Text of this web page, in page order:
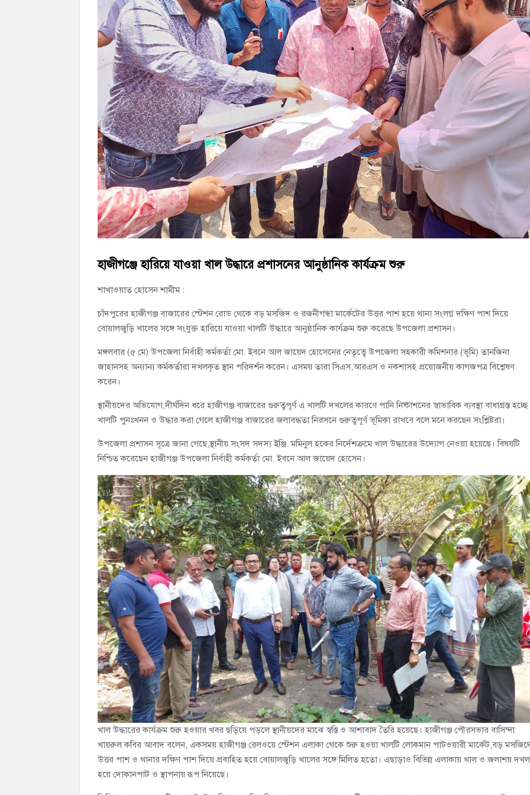
চাঁদপুর জেলা বিএনপির সিনিয়র সহ-সভাপতি মাহবুব আনোয়ার বাবলুর মৃত্যুতে স্মরণ সভা ও দোয়া মাহফিল
চাঁদপুর পৌরসভার ২০৫ কোটি টাকার বাজেট ঘোষণা
কচুয়ায় পৃথক অভিযানে ২০১ পিস ইয়াবা ও ৫০ গ্রাম গাঁজাসহ ৩ মাদক কারবারি গ্রেপ্তার
হাজীগঞ্জে হারিয়ে যাওয়া খাল উদ্ধারে প্রশাসনের আনুষ্ঠানিক কার্যক্রম শুরু
শাখাওয়াত হোসেন শামীম :
চাঁদপুরের হাজীগঞ্জ বাজারের স্টেশন রোড থেকে বড় মসজিদ ও রজনীগন্ধা মার্কেটের উত্তর পাশ হয়ে থানা সংলগ্ন দক্ষিণ পাশ দিয়ে
বোয়ালজুড়ি খালের সঙ্গে সংযুক্ত হারিয়ে যাওয়া খালটি উদ্ধারে আনুষ্ঠানিক কার্যক্রম শুরু করেছে উপজেলা প্রশাসন।
মঙ্গলবার (৫ মে) উপজেলা নির্বাহী কর্মকর্তা মো. ইবনে আল জায়েদ হোসেনের নেতৃত্বে উপজেলা সহকারী কমিশনার (ভূমি) তানজিনা
জাহানসহ অন্যান্য কর্মকর্তারা দখলকৃত স্থান পরিদর্শন করেন। এসময় তারা সিএস,আরএস ও নকশাসহ প্রয়োজনীয় কাগজপত্র বিশ্লেষণ
করেন।
স্থানীয়দের অভিযোগ,দীর্ঘদিন ধরে হাজীগঞ্জ বাজারের গুরুত্বপূর্ণ এ খালটি দখলের কারণে পানি নিষ্কাশনের স্বাভাবিক ব্যবস্থা বাধাগ্রস্ত
খালটি পুনঃখনন ও উদ্ধার করা গেলে হাজীগঞ্জ বাজারের জলাবদ্ধতা নিরসনে গুরুত্বপূর্ণ ভূমিকা রাখবে বলে মনে করছেন সংশ্লিষ্টরা।
উপজেলা প্রশাসন সূত্রে জানা গেছে,স্থানীয় সংসদ সদস্য ইঞ্জি. মমিনুল হকের নির্দেশক্রমে খাল উদ্ধারের উদ্যোগ নেওয়া হয়েছে। বিষয়টি
নিশ্চিত করেছেন হাজীগঞ্জ উপজেলা নির্বাহী কর্মকর্তা মো. ইবনে আল জায়েদ হোসেন।
খাল উদ্ধারের কার্যক্রম শুরু হওয়ার খবর ছড়িয়ে পড়লে স্থানীয়দের মাঝে স্বস্তি ও আশাবাদ তৈরি হয়েছে। হাজীগঞ্জ পৌরসভার বাসিন্দা
খায়রুল কবির আবাদ বলেন, একসময় হাজীগঞ্জ রেলওয়ে স্টেশন এলাকা থেকে শুরু হওয়া খালটি লোকমান পাটওয়ারী মার্কেট,বড়
উত্তর পাশ ও থানার দক্ষিণ পাশ দিয়ে প্রবাহিত হয়ে বোয়ালজুড়ি খালের সঙ্গে মিলিত হতো। এছাড়াও বিভিন্ন এলাকায় খাল ও জলাশয় দখল
হয়ে দোকানপাট ও স্থাপনায় রূপ নিয়েছে।